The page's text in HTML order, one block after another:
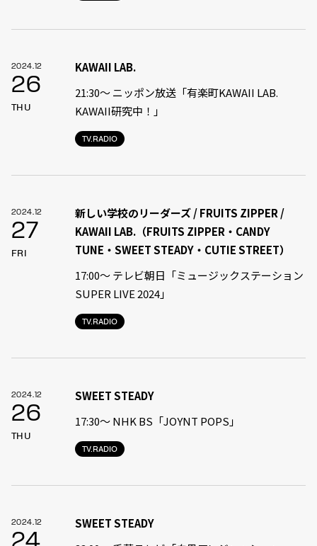
2024.12
26
THU
TV.RADIO
KAWAII LAB.
21:30〜 ニッポン放送「有楽町KAWAII LAB.
KAWAII研究中！」
2024.12
27
FRI
TV.RADIO
新しい学校のリーダーズ / FRUITS ZIPPER /
KAWAII LAB.（FRUITS ZIPPER・CANDY
TUNE・SWEET STEADY・CUTIE STREET）
17:00〜 テレビ朝日「ミュージックステーション
SUPER LIVE 2024」
2024.12
26
THU
TV.RADIO
SWEET STEADY
17:30〜 NHK BS「JOYNT POPS」
2024.12
SWEET STEADY